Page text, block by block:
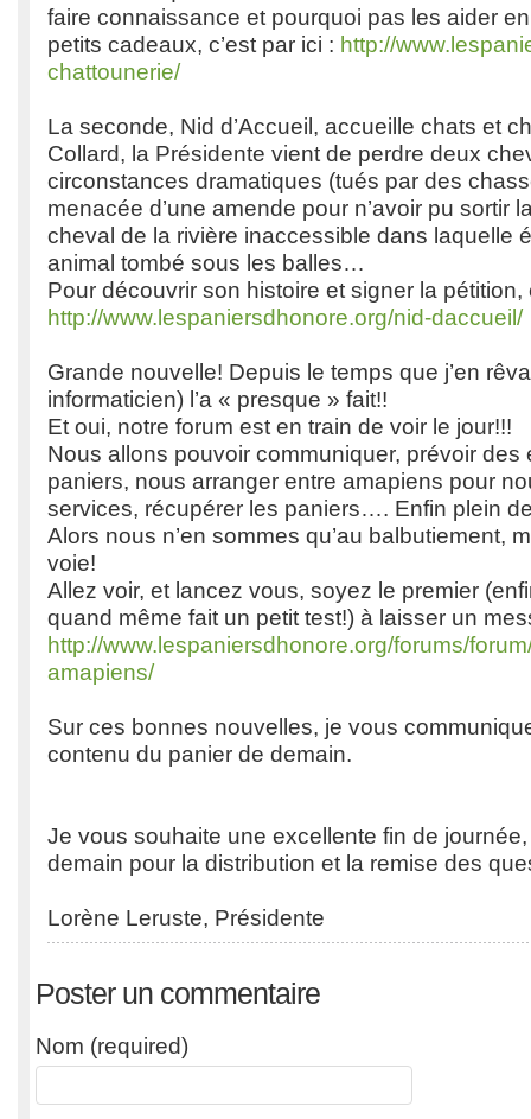
faire connaissance et pourquoi pas les aider
petits cadeaux, c’est par ici : http://
chattounerie/
La seconde, Nid d’Accueil, accueille chats et
Collard, la Présidente vient de perdre deux
circonstances dramatiques (tués par des
menacée d’une amende pour n’avoir pu sortir
cheval de la rivière inaccessible dans laquelle
animal tombé sous les balles…
Pour découvrir son histoire et signer la pétition,
http://www.lespaniersdhonore.org/nid-daccueil/
Grande nouvelle! Depuis le temps que j’en
informaticien) l’a « presque » fait!!
Et oui, notre forum est en train de voir le jour!!!
Nous allons pouvoir communiquer, prévoir des
paniers, nous arranger entre amapiens pour
services, récupérer les paniers…. Enfin plein
Alors nous n’en sommes qu’au balbutiement,
voie!
Allez voir, et lancez vous, soyez le premier
quand même fait un petit test!) à laisser un
http://www.lespaniersdhonore.org/forums/
amapiens/
Sur ces bonnes nouvelles, je vous
contenu du panier de demain.
Je vous souhaite une excellente fin de
demain pour la distribution et la remise des
Lorène Leruste, Présidente
Poster un commentaire
Nom (required)